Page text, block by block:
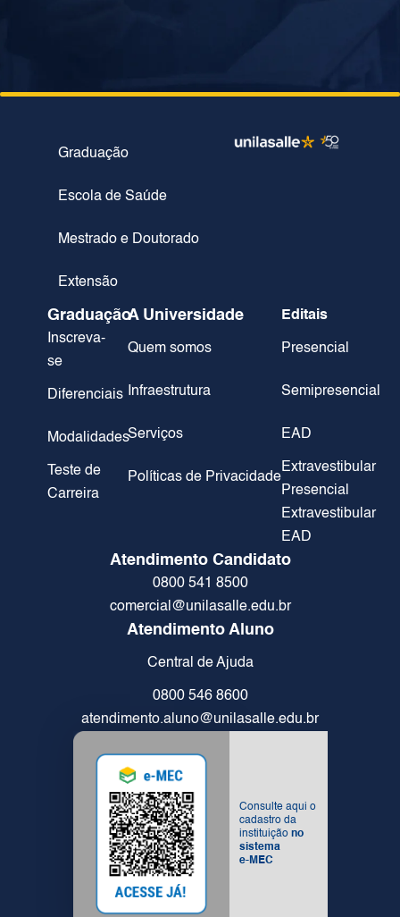
Graduação
Escola de Saúde
Mestrado e Doutorado
Extensão
Graduação
Inscreva-
se
Diferenciais
Modalidades
Teste de
Carreira
A Universidade
Quem somos
Infraestrutura
Serviços
Políticas de Privacidade
Editais
Presencial
Semipresencial
EAD
Extravestibular
Presencial
Extravestibular
EAD
Atendimento Candidato
0800 541 8500
comercial@unilasalle.edu.br
Atendimento Aluno
Central de Ajuda
0800 546 8600
atendimento.aluno@unilasalle.edu.br
Consulte aqui o
cadastro da
instituição no
sistema
e-MEC